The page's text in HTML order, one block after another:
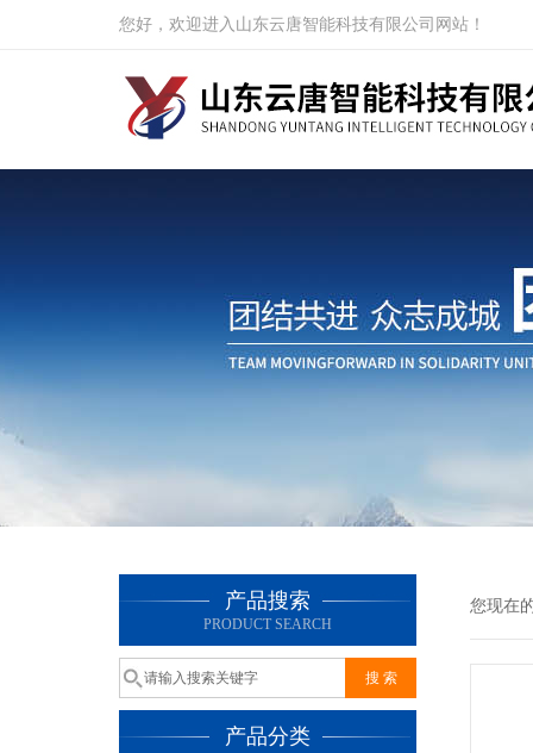
您好，欢迎进入山东云唐智能科技有限公司网站！
产品搜索
PRODUCT SEARCH
产品分类
您现在